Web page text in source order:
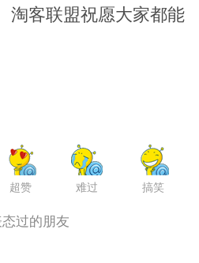
淘客联盟祝愿大家都能
超赞 难过 搞笑
态过的朋友